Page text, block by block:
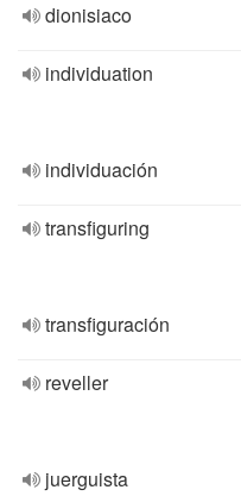
dionisiaco
individuation
individuación
transfiguring
transfiguración
reveller
juerguista